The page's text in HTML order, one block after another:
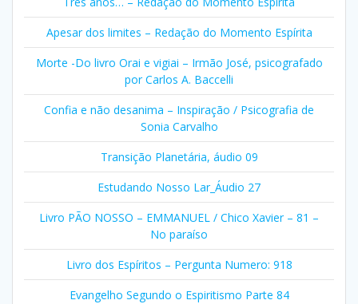
Apesar dos limites – Redação do Momento Espírita
Morte -Do livro Orai e vigiai – Irmão José, psicografado
por Carlos A. Baccelli
Confia e não desanima – Inspiração / Psicografia de
Sonia Carvalho
Transição Planetária, áudio 09
Estudando Nosso Lar_Áudio 27
Livro PÃO NOSSO – EMMANUEL / Chico Xavier – 81 –
No paraíso
Livro dos Espíritos – Pergunta Numero: 918
Evangelho Segundo o Espiritismo Parte 84